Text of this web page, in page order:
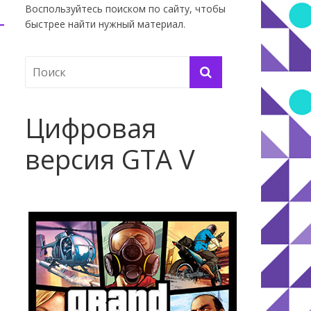
Воспользуйтесь поиском по сайту, чтобы
быстрее найти нужный материал.
Цифровая
версия GTA V